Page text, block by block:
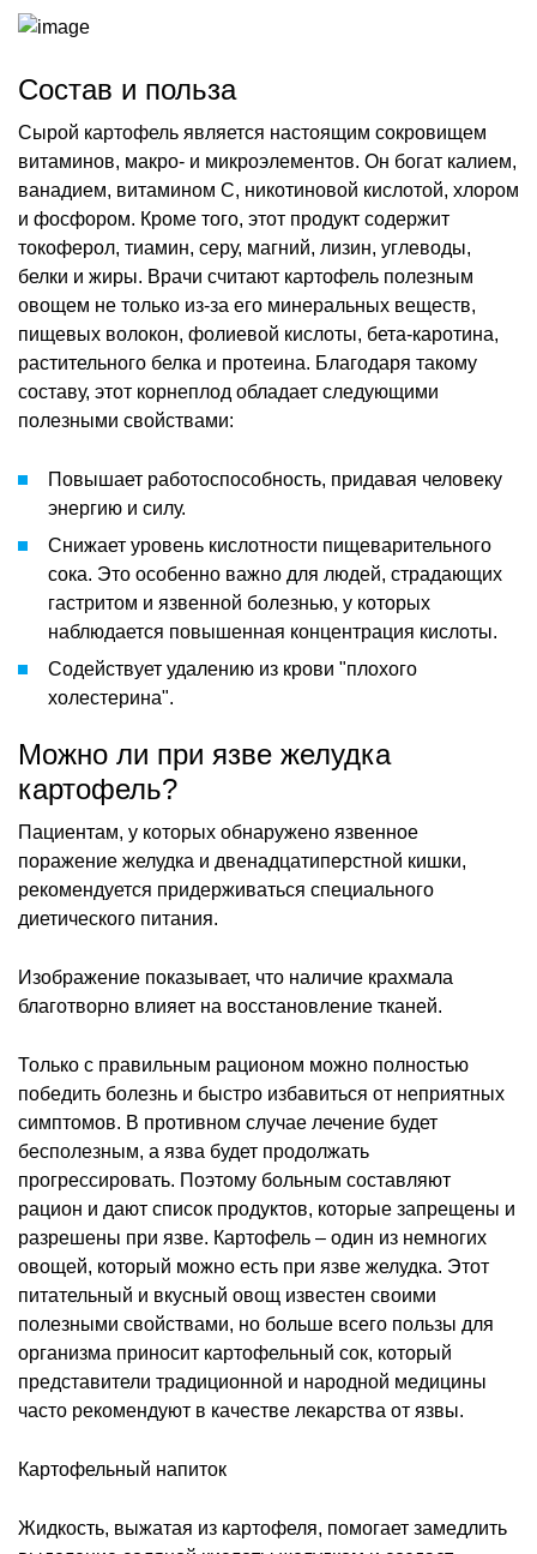
Состав и польза
Сырой картофель является настоящим сокровищем
витаминов, макро- и микроэлементов. Он богат калием,
ванадием, витамином С, никотиновой кислотой, хлором
и фосфором. Кроме того, этот продукт содержит
токоферол, тиамин, серу, магний, лизин, углеводы,
белки и жиры. Врачи считают картофель полезным
овощем не только из-за его минеральных веществ,
пищевых волокон, фолиевой кислоты, бета-каротина,
растительного белка и протеина. Благодаря такому
составу, этот корнеплод обладает следующими
полезными свойствами:
Повышает работоспособность, придавая человеку
энергию и силу.
Снижает уровень кислотности пищеварительного
сока. Это особенно важно для людей, страдающих
гастритом и язвенной болезнью, у которых
наблюдается повышенная концентрация кислоты.
Содействует удалению из крови "плохого
холестерина".
Можно ли при язве желудка
картофель?
Пациентам, у которых обнаружено язвенное
поражение желудка и двенадцатиперстной кишки,
рекомендуется придерживаться специального
диетического питания.
Изображение показывает, что наличие крахмала
благотворно влияет на восстановление тканей.
Только с правильным рационом можно полностью
победить болезнь и быстро избавиться от неприятных
симптомов. В противном случае лечение будет
бесполезным, а язва будет продолжать
прогрессировать. Поэтому больным составляют
рацион и дают список продуктов, которые запрещены и
разрешены при язве. Картофель – один из немногих
овощей, который можно есть при язве желудка. Этот
питательный и вкусный овощ известен своими
полезными свойствами, но больше всего пользы для
организма приносит картофельный сок, который
представители традиционной и народной медицины
часто рекомендуют в качестве лекарства от язвы.
Картофельный напиток
Жидкость, выжатая из картофеля, помогает замедлить